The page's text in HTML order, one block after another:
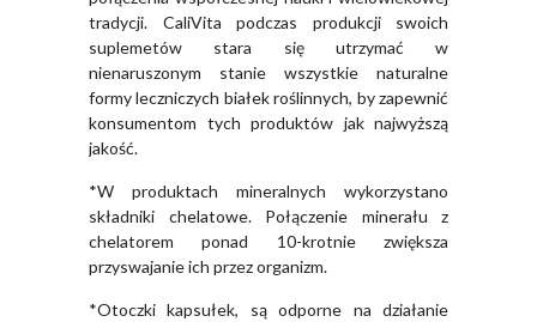
tradycji. CaliVita podczas produkcji swoich
suplemetów stara się utrzymać w
nienaruszonym stanie wszystkie naturalne
formy leczniczych białek roślinnych, by zapewnić
konsumentom tych produktów jak najwyższą
jakość.
*W produktach mineralnych wykorzystano
składniki chelatowe. Połączenie minerału z
chelatorem ponad 10-krotnie zwiększa
przyswajanie ich przez organizm.
*Otoczki kapsułek, są odporne na działanie